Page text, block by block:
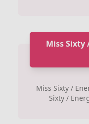
Miss Sixty
Miss Sixty /
Sixty /